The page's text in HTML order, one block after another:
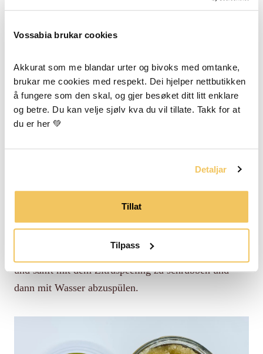
Vossabia brukar cookies
Akkurat som me blandar urter og bivoks med omtanke,
brukar me cookies med respekt. Dei hjelper nettbutikken
å fungere som den skal, og gjer besøket ditt litt enklare
og betre. Du kan velje sjølv kva du vil tillate. Takk for at
du er her 💚
Detaljar
Tillat
Tilpass
Hast du schon gehört, dass es Lippenpeelings gibt?
Großartig für noch weichere Lippen! 🪶 Aber wusstest
du, dass, wenn du eins hastVossabia Zitruspeeling in
deinem Regal steht, hast du tatsächlich ein perfektes
Lippenpeeling, das du sofort verwenden kannst! Es ist
essbar (Emil ist damit aufgewachsen, seinen Finger in
ziemlich wahrscheinlich, dass du etwas in deine
Lippen bekommst und 😋 Deshalb empfehle ich, leicht
und sanft mit dem Zitruspeeling zu schrubben und
dann mit Wasser abzuspülen.